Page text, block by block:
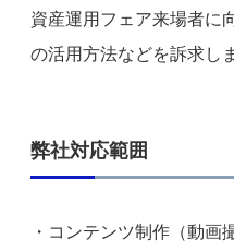
資産運用フェア来場者に
の活用方法などを訴求し
弊社対応範囲
・コンテンツ制作（動画